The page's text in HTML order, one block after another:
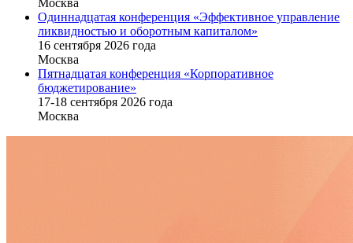
Одиннадцатая конференция «Эффективное управление
ликвидностью и оборотным капиталом»
16 cентября 2026 года
Москва
Пятнадцатая конференция «Корпоративное
бюджетирование»
17-18 сентября 2026 года
Москва